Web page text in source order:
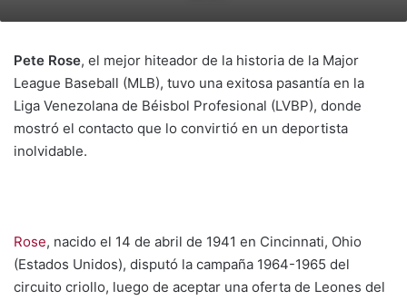
Pete Rose, el mejor hiteador de la historia de la Major
League Baseball (MLB), tuvo una exitosa pasantía en la
Liga Venezolana de Béisbol Profesional (LVBP), donde
mostró el contacto que lo convirtió en un deportista
inolvidable.
Rose, nacido el 14 de abril de 1941 en Cincinnati, Ohio
(Estados Unidos), disputó la campaña 1964-1965 del
circuito criollo, luego de aceptar una oferta de Leones del